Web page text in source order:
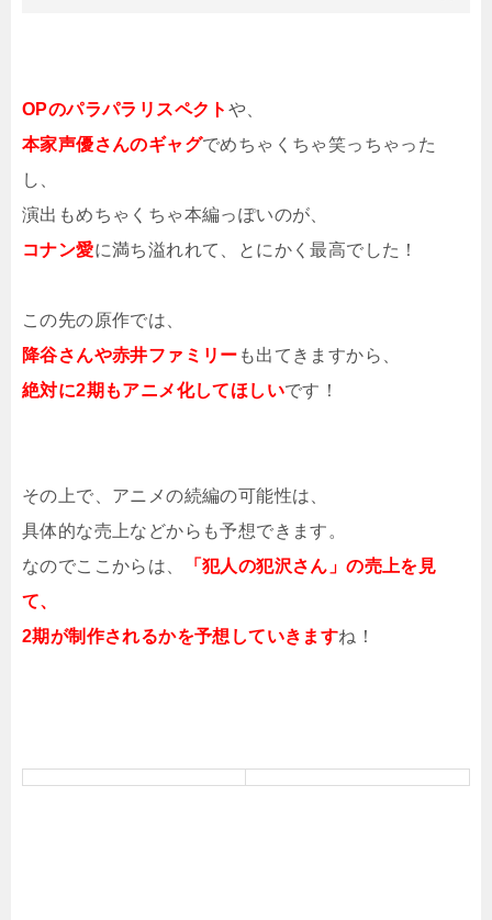
OPのパラパラリスペクト や、
本家声優さんのギャグでめちゃくちゃ笑っちゃった
し、
演出もめちゃくちゃ本編っぽいのが、
コナン愛に満ち溢れれて、とにかく最高でした！
この先の原作では、
降谷さんや赤井ファミリー も出てきますから、
絶対に2期もアニメ化してほしいです！
その上で、アニメの続編の可能性は、
具体的な売上などからも予想できます。
なのでここからは、
「犯人の犯沢さん」の売上を見
て、
2期が制作されるかを予想していきますね！